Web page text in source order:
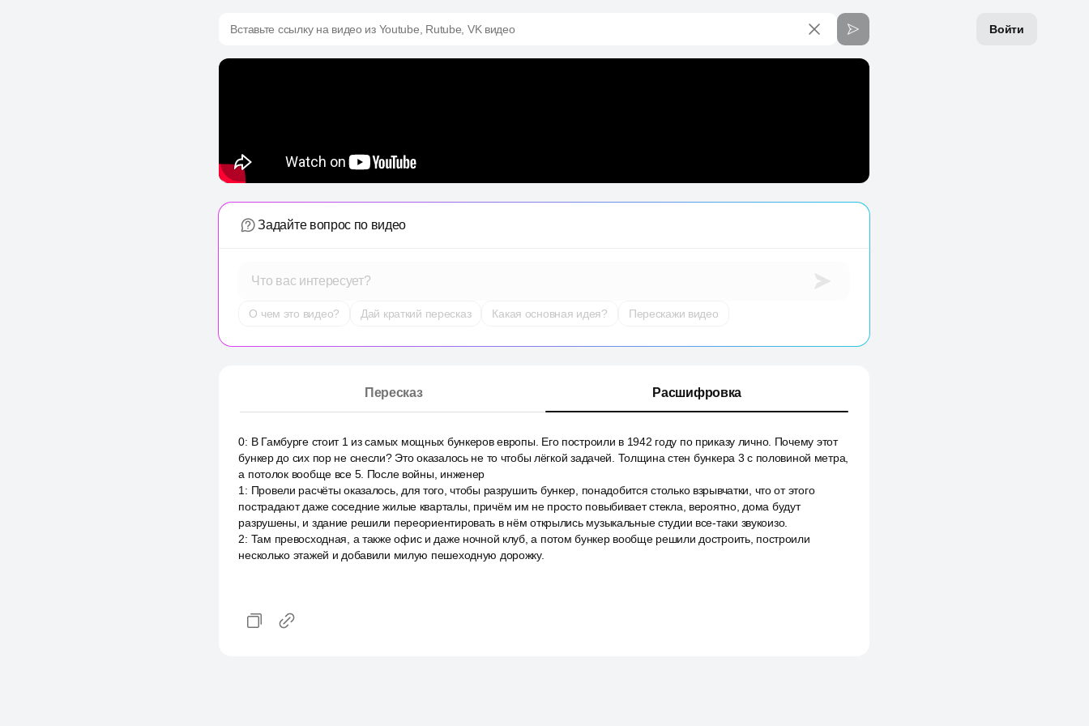
Войти
Вставьте ссылку на видео из Youtube, Rutube, VK видео
Задайте вопрос по видео
Что вас интересует?
О чем это видео? Дай краткий пересказ Какая основная идея? Перескажи видео
Пересказ Расшифровка
0: В Гамбурге стоит 1 из самых мощных бункеров европы. Его построили в 1942 году по приказу лично. Почему этот
бункер до сих пор не снесли? Это оказалось не то чтобы лёгкой задачей. Толщина стен бункера 3 с половиной метра,
а потолок вообще все 5. После войны, инженер
1 : Провели расчёты оказалось, для того, чтобы разрушить бункер, понадобится столько взрывчатки, что от этого
пострадают даже соседние жилые кварталы, причём им не просто повыбивает стекла, вероятно, дома будут
разрушены, и здание решили переориентировать в нём открылись музыкальные студии все-таки звукоизо.
2: Там превосходная, а также офис и даже ночной клуб, а потом бункер вообще решили достроить, построили
несколько этажей и добавили милую пешеходную дорожку.